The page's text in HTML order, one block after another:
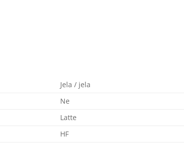
Jela / jela
Ne
Latte
HF